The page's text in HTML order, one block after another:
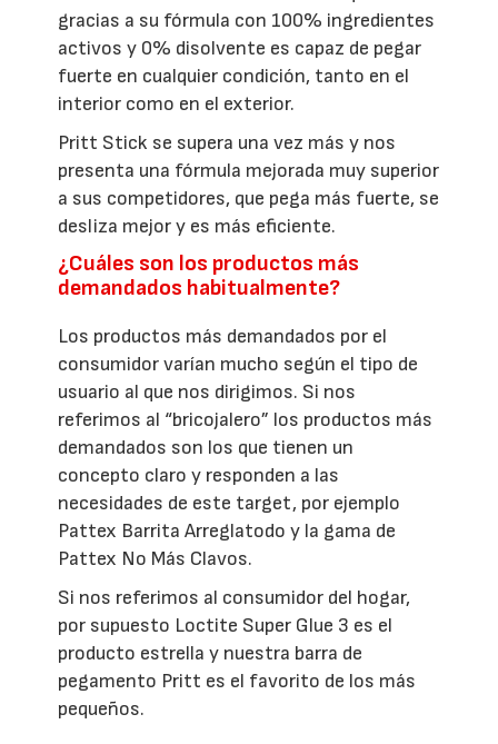
gracias a su fórmula con 100% ingredientes
activos y 0% disolvente es capaz de pegar
fuerte en cualquier condición, tanto en el
interior como en el exterior.
Pritt Stick se supera una vez más y nos
presenta una fórmula mejorada muy superior
a sus competidores, que pega más fuerte, se
desliza mejor y es más eficiente.
¿Cuáles son los productos más
demandados habitualmente?
Los productos más demandados por el
consumidor varían mucho según el tipo de
usuario al que nos dirigimos. Si nos
referimos al “bricojalero” los productos más
demandados son los que tienen un
concepto claro y responden a las
necesidades de este target, por ejemplo
Pattex Barrita Arreglatodo y la gama de
Pattex No Más Clavos.
Si nos referimos al consumidor del hogar,
por supuesto Loctite Super Glue 3 es el
producto estrella y nuestra barra de
pegamento Pritt es el favorito de los más
pequeños.